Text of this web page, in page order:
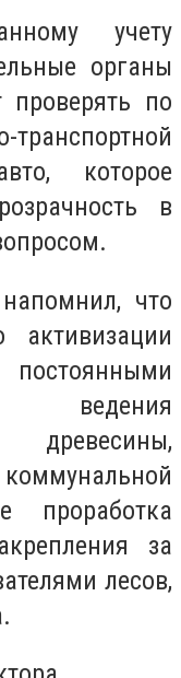
учету
органы
проверять по
которое
в
что
активизации
ведения
древесины,
проработка
за
лесов,